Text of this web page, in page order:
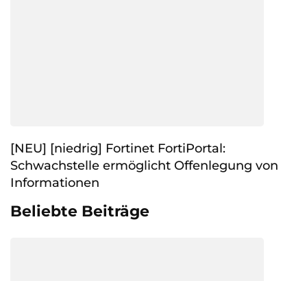
[NEU] [niedrig] Fortinet FortiPortal:
Schwachstelle ermöglicht Offenlegung von
Informationen
Beliebte Beiträge